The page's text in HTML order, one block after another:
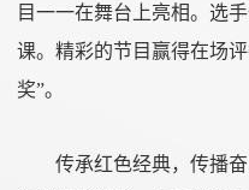
目一一在舞台上亮相。选
课。精彩的节目赢得在场
奖”。
传承红色经典，传播